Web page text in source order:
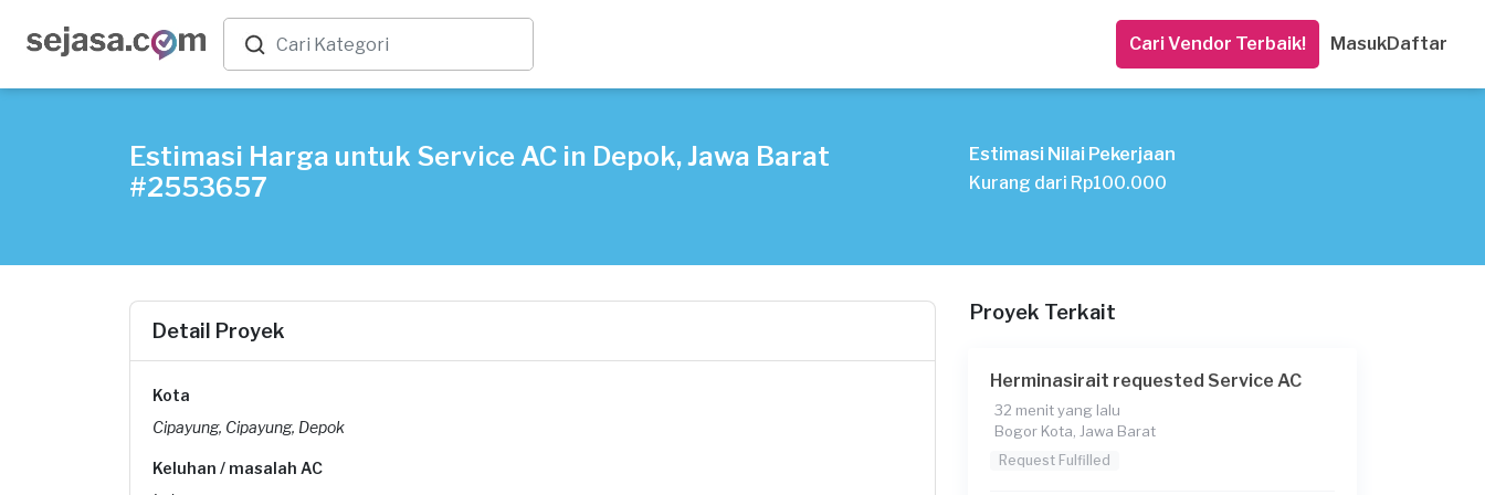
Cari Vendor Terbaik! MasukDaftar
Estimasi Harga untuk Service AC in Depok, Jawa Barat
#2553657
Estimasi Nilai Pekerjaan
Kurang dari Rp100.000
Detail Proyek
Kota
Cipayung, Cipayung, Depok
Keluhan / masalah AC
Proyek Terkait
Herminasirait requested Service AC
32 menit yang lalu
Bogor Kota, Jawa Barat
Request Fulfilled